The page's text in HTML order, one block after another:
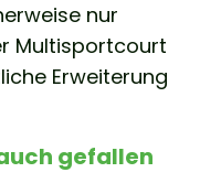
nur
Multisportcourt
Erweiterung
gefallen